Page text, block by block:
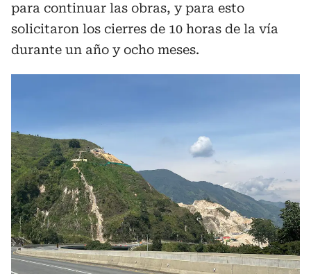
para continuar las obras, y para esto
solicitaron los cierres de 10 horas de la vía
durante un año y ocho meses.